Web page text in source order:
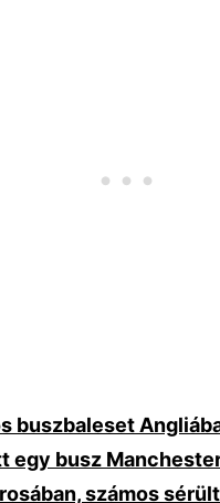
buszbaleset
egy busz
számos